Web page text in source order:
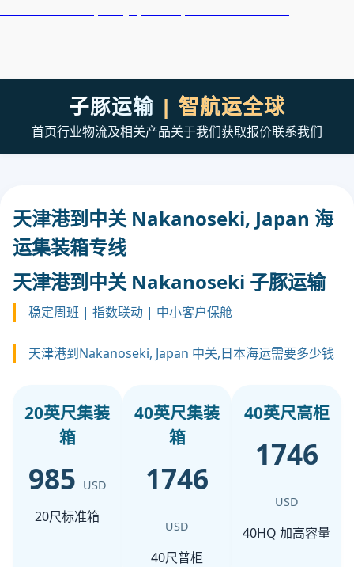
子豚运输 | 智航运全球
首页行业物流及相关产品关于我们获取报价联系我们
天津港到中关 Nakanoseki, Japan 海
运集装箱专线
天津港到中关 Nakanoseki 子豚运输
稳定周班 | 指数联动 | 中小客户保舱
天津港到Nakanoseki, Japan 中关,日本海运需要多少钱
20英尺集装
箱
985 USD
20尺标准箱
40英尺集装
箱
1746
USD
40尺普柜
40英尺高柜
1746
USD
40HQ 加高容量